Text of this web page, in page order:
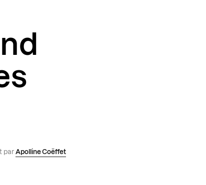
par Apolline Coëffet